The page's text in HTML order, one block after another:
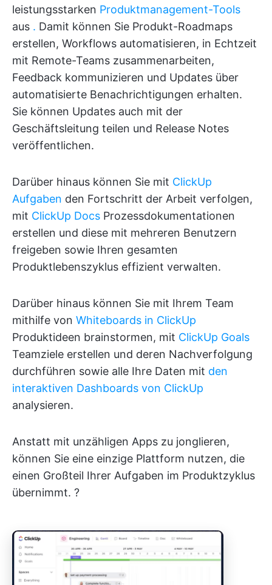
leistungsstarken Produktmanagement-Tools
aus . Damit können Sie Produkt-Roadmaps
erstellen, Workflows automatisieren, in Echtzeit
mit Remote-Teams zusammenarbeiten,
Feedback kommunizieren und Updates über
automatisierte Benachrichtigungen erhalten.
Sie können Updates auch mit der
Geschäftsleitung teilen und Release Notes
veröffentlichen.
Darüber hinaus können Sie mit ClickUp
Aufgaben den Fortschritt der Arbeit verfolgen,
mit ClickUp Docs Prozessdokumentationen
erstellen und diese mit mehreren Benutzern
freigeben sowie Ihren gesamten
Produktlebenszyklus effizient verwalten.
Darüber hinaus können Sie mit Ihrem Team
mithilfe von Whiteboards in ClickUp
Produktideen brainstormen, mit ClickUp Goals
Teamziele erstellen und deren Nachverfolgung
durchführen sowie alle Ihre Daten mit den
interaktiven Dashboards von ClickUp
analysieren.
Anstatt mit unzähligen Apps zu jonglieren,
können Sie eine einzige Plattform nutzen, die
einen Großteil Ihrer Aufgaben im Produktzyklus
übernimmt. ?